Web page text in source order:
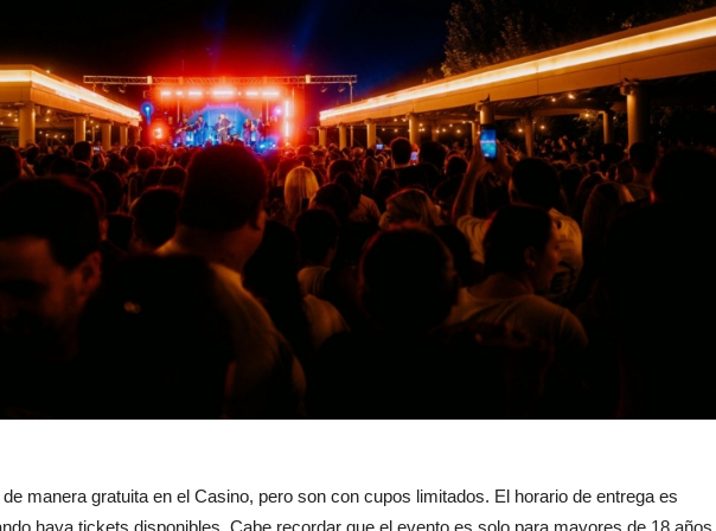
manera gratuita en el Casino, pero son con cupos limitados. El horario de entrega es